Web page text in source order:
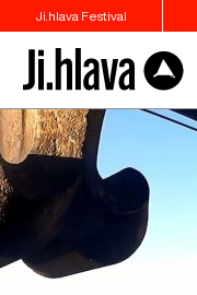
Ji.hlava Festival